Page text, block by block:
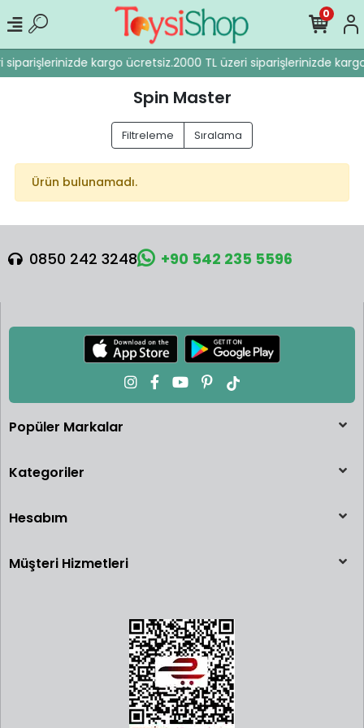
siparişlerinizde kargo ücretsiz.2000 TL üzeri siparişlerinizde
0
Spin Master
Filtreleme Sıralama
Ürün bulunamadı.
0850 242 3248 +90 542 235 5596
Popüler Markalar
Kategoriler
Hesabım
Müşteri Hizmetleri